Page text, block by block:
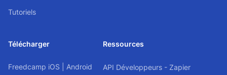
Tutoriels
Télécharger
Freedcamp iOS Android
Ressources
API Développeurs - Zapier